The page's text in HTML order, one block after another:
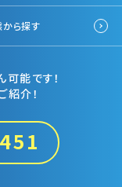
ら探す
能です！
紹介！